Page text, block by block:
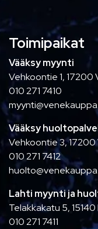
Toimipaikat
Vääksy myynti
Vehkoontie 1, 17200
010 271 7410
Vääksy
Vehkoontie 3, 17200
010 271 7412
Lahti myynti ja
Telakkakatu 5, 15140
010 271 7411